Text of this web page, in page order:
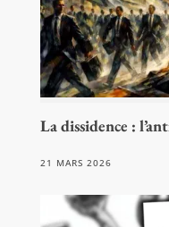
La dissidence :
21 MARS 2026